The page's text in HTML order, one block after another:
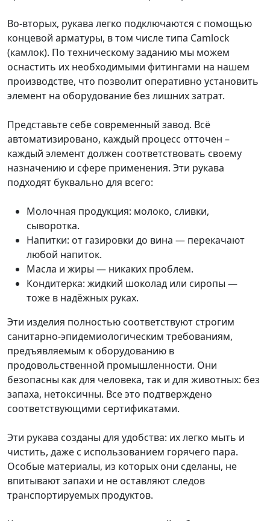
Во-вторых, рукава легко подключаются с помощью
концевой арматуры, в том числе типа Camlock
(камлок). По техническому заданию мы можем
оснастить их необходимыми фитингами на нашем
производстве, что позволит оперативно установить
элемент на оборудование без лишних затрат.
Представьте себе современный завод. Всё
автоматизировано, каждый процесс отточен –
каждый элемент должен соответствовать своему
назначению и сфере применения. Эти рукава
подходят буквально для всего:
Молочная продукция: молоко, сливки,
сыворотка.
Напитки: от газировки до вина — перекачают
любой напиток.
Масла и жиры — никаких проблем.
Кондитерка: жидкий шоколад или сиропы —
тоже в надёжных руках.
Эти изделия полностью соответствуют строгим
санитарно-эпидемиологическим требованиям,
предъявляемым к оборудованию в
продовольственной промышленности. Они
безопасны как для человека, так и для животных: без
запаха, нетоксичны. Все это подтверждено
соответствующими сертификатами.
Эти рукава созданы для удобства: их легко мыть и
чистить, даже с использованием горячего пара.
Особые материалы, из которых они сделаны, не
впитывают запахи и не оставляют следов
транспортируемых продуктов.